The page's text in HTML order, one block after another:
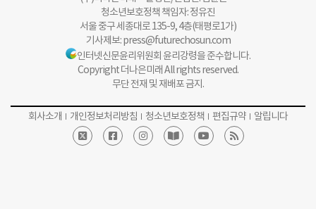
청소년보호정책 책임자: 정유진
서울 중구 세종대로 135-9, 4층(태평로1가)
기사제보:press@futurechosun.com
인터넷신문윤리위원회 윤리강령을 준수합니다.
Copyright 더나은미래 All rights reserved.
무단 전재 및 재배포 금지.
회사소개 개인정보처리방침 청소년보호정책 편집규약 알립니다